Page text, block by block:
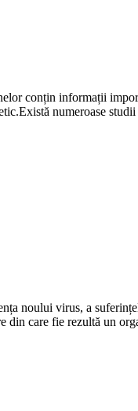
conțin informații
numeroase
noului virus, a
care fie rezultă un